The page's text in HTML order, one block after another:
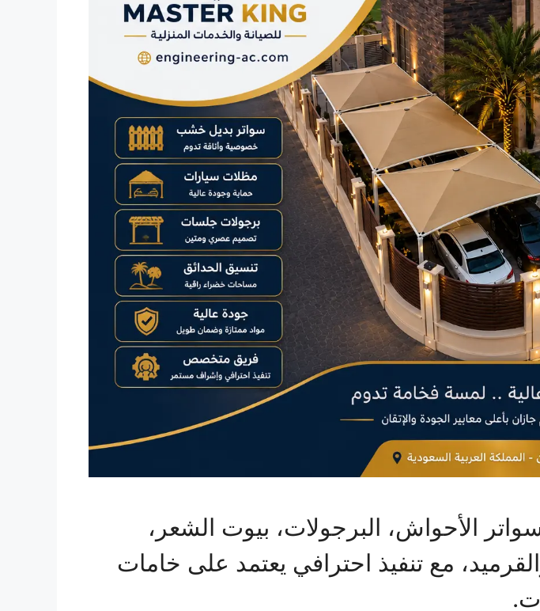
الأحواش، البرجولات، بيوت الشعر،
مع تنفيذ احترافي يعتمد على خامات